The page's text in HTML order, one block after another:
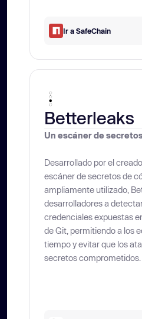
Ir a SafeChain
Betterleaks
Un escáner de
Desarrollado por el
escáner de secretos de
ampliamente utilizado,
desarrolladores a
credenciales expuestas
de Git, permitiendo a los
tiempo y evitar que los
secretos comprometidos.